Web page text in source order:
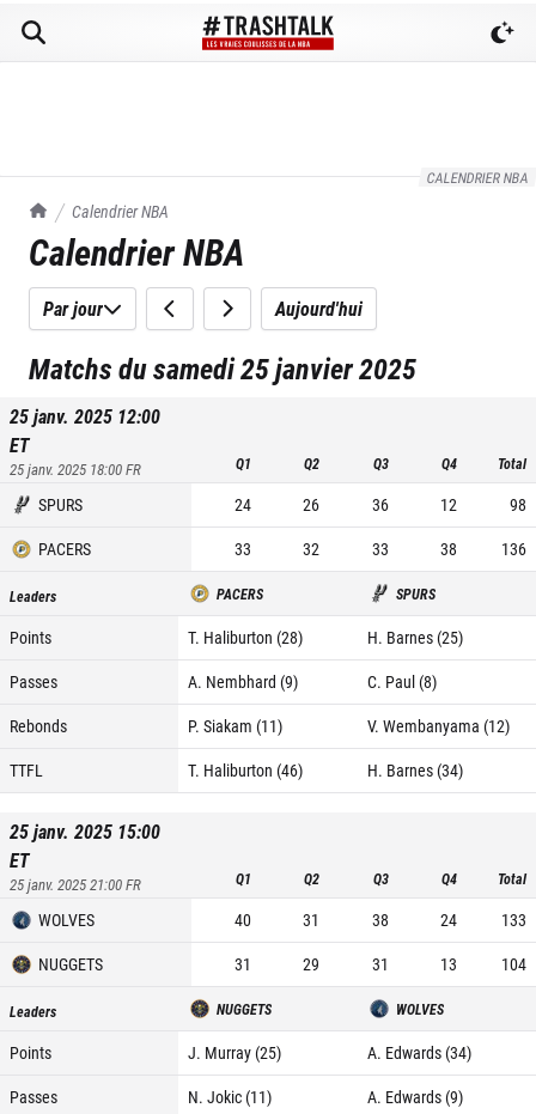
CALENDRIER NBA
TrashTalk Actu NBA
Calendrier NBA
Calendrier NBA
Par jour Aujourd'hui
Matchs du samedi 25 janvier 2025
25 janv. 2025 12:00
ET
25 janv. 2025 18:00FR Q1 Q2 Q3 Q4 Total
SPURS 24 26 36 12
98
PACERS
33 32 33 38 136
Leaders PACERS SPURS
Points T. Haliburton (28)
H. Barnes (25)
Passes
A. Nembhard (9)
C. Paul (8)
Rebonds
P. Siakam (11)
V. Wembanyama (12)
TTFL
T. Haliburton (46) H. Barnes (34)
25 janv. 2025 15:00
ET
25 janv. 2025 21:00FR Q1 Q2 Q3 Q4 Total
WOLVES 40 31 38 24
133
NUGGETS
31 29 31 13 104
Leaders NUGGETS WOLVES
Points J. Murray (25)
A. Edwards (34)
Passes
N. Jokic (11)
A. Edwards (9)